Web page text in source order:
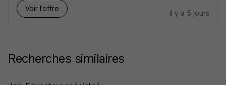
Voir l’offre
il y a 5 jours
Recherches similaires